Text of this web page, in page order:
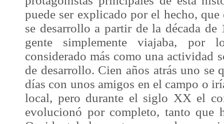
puede ser explicado por el hecho,
se desarrollo a partir de la década de
gente simplemente viajaba,
considerado más como una actividad
de desarrollo. Cien años atrás uno se
días con unos amigos en el campo o
local, pero durante el siglo XX el
evolucionó por completo, tanto que